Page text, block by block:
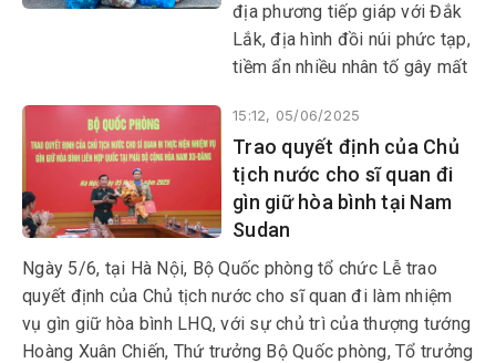
địa phương tiếp giáp với Đắk
Lắk, địa hình đồi núi phức tạp,
tiềm ẩn nhiều nhân tố gây mất
túy, trộm cắp, cướp giật tài
sản… trực tiếp tác động đến
nhiệm vụ quốc phòng, quân sự
địa phương. Tuy nhiên, với sự
nỗ lực vượt bậc, nhiệm vụ
quốc phòng, quân sự địa
phương của xã miền núi có
hơn 59% đồng bào DTTS này
đạt được nhiều kết quả tích
15:12, 05/06/2025
Trao quyết định của Chủ
tịch nước cho sĩ quan đi
gìn giữ hòa bình tại Nam
Sudan
Ngày 5/6, tại Hà Nội, Bộ Quốc phòng tổ chức Lễ trao
quyết định của Chủ tịch nước cho sĩ quan đi làm nhiệm
vụ gìn giữ hòa bình LHQ, với sự chủ trì của thượng tướng
Hoàng Xuân Chiến, Thứ trưởng Bộ Quốc phòng, Tổ trưởng